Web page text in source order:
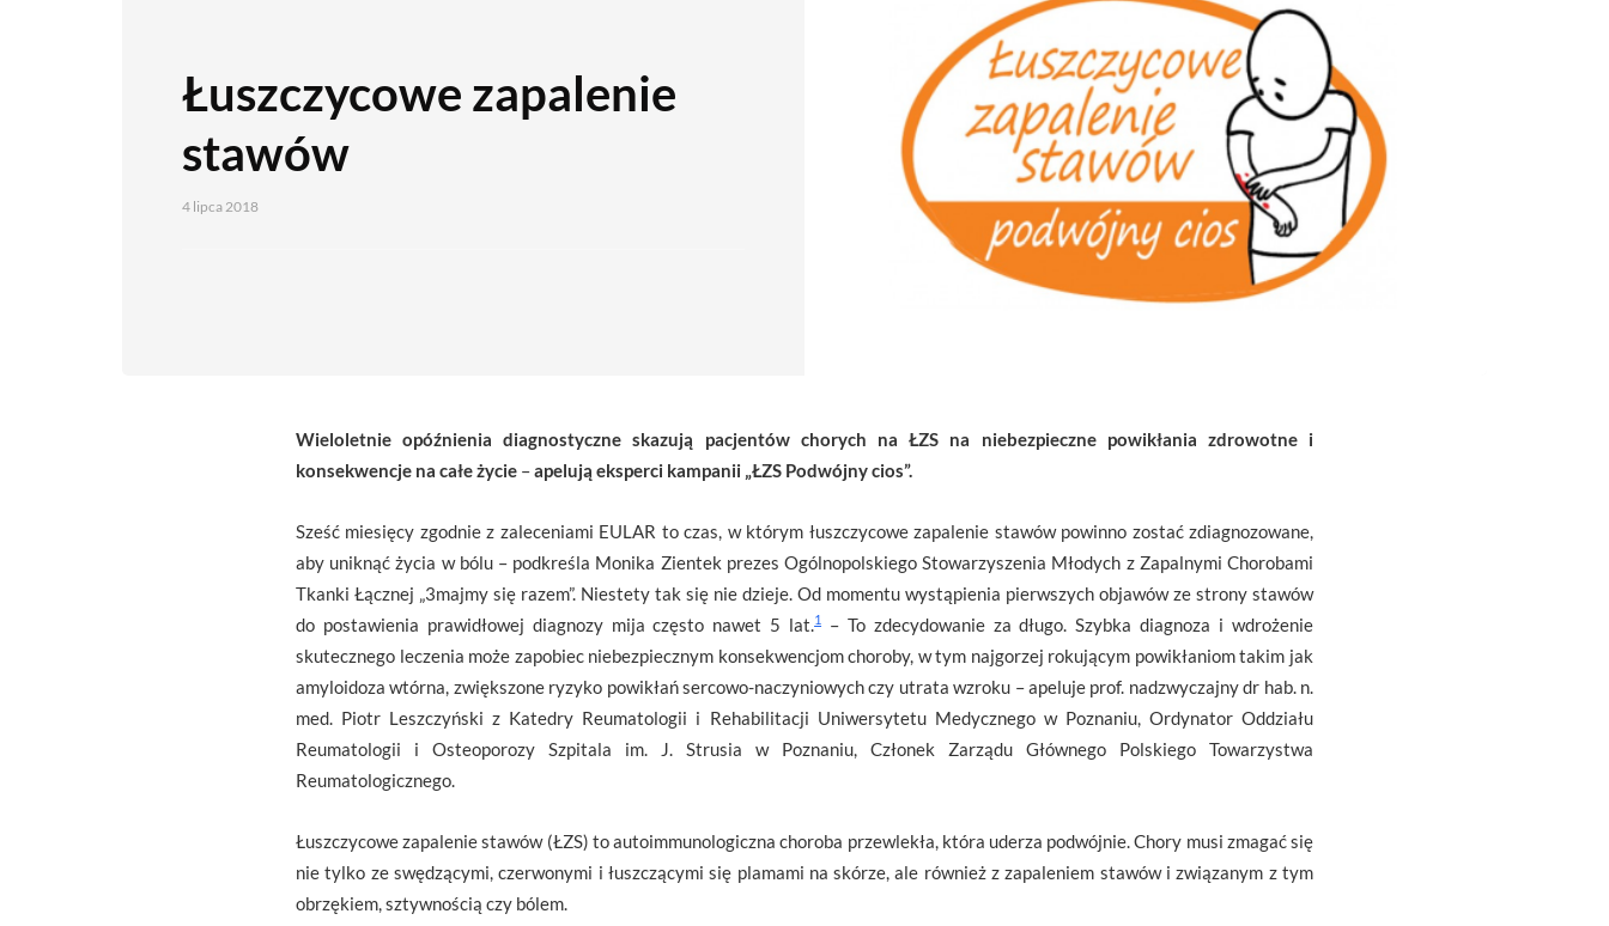
Łuszczycowe zapalenie
stawów
4 lipca 2018
Wieloletnie opóźnienia diagnostyczne skazują pacjentów chorych na ŁZS na niebezpieczne powikłania zdrowotne i
konsekwencje na całe życie –apelują eksperci kampanii „ŁZS Podwójny cios”.
Sześć miesięcy zgodnie z zaleceniami EULAR to czas, w którym łuszczycowe zapalenie stawów powinno zostać zdiagnozowane,
aby uniknąć życia w bólu – podkreśla Monika Zientek prezes Ogólnopolskiego Stowarzyszenia Młodych z Zapalnymi Chorobami
Tkanki Łącznej „3majmy się razem”. Niestety tak się nie dzieje. Od momentu wystąpienia pierwszych objawów ze strony stawów
do postawienia prawidłowej diagnozy mija często nawet 5 lat.1
– To zdecydowanie za długo. Szybka diagnoza i wdrożenie
skutecznego leczenia może zapobiec niebezpiecznym konsekwencjom choroby, w tym najgorzej rokującym powikłaniom takim jak
amyloidoza wtórna, zwiększone ryzyko powikłań sercowo-naczyniowych czy utrata wzroku – apeluje prof. nadzwyczajny dr hab. n.
med. Piotr Leszczyński z Katedry Reumatologii i Rehabilitacji Uniwersytetu Medycznego w Poznaniu, Ordynator Oddziału
Reumatologii i Osteoporozy Szpitala im. J. Strusia w Poznaniu, Członek Zarządu Głównego Polskiego Towarzystwa
Reumatologicznego.
Łuszczycowe zapalenie stawów (ŁZS) to autoimmunologiczna choroba przewlekła, która uderza podwójnie. Chory musi zmagać się
nie tylko ze swędzącymi, czerwonymi i łuszczącymi się plamami na skórze, ale również z zapaleniem stawów i związanym z tym
obrzękiem, sztywnością czy bólem.